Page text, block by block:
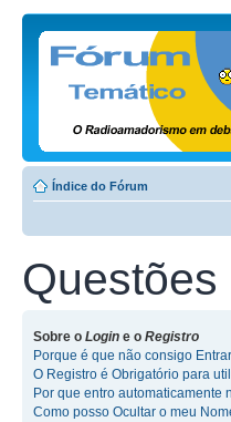
Índice do Fórum
Sobre o Login e o Registro
Porque é que não consigo
O Registro é Obrigatório para
Por que entro automaticamente
Como posso Ocultar o meu